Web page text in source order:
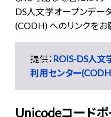
DS人文学オープンデー
(CODH) へのリンクをお
提供： ROIS-DS人文
利用センター
Unicodeコードポ